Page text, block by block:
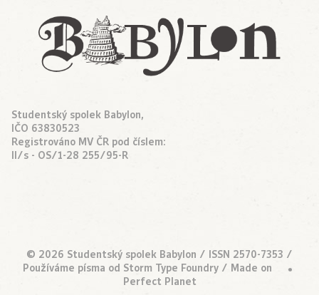
Studentský spolek Babylon,
IČO 63830523
Registrováno MV ČR pod číslem:
II/s - OS/1-28 255/95-R
© 2026 Studentský spolek Babylon / ISSN 2570-7353 /
Používáme písma od Storm Type Foundry / Made on •
Perfect Planet